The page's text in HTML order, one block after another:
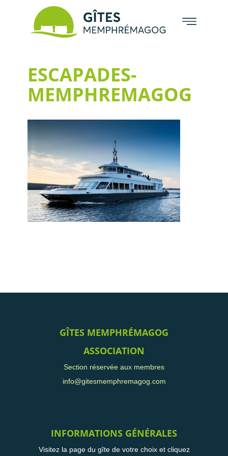
ESCAPADES-
MEMPHREMAGOG
GÎTES MEMPHRÉMAGOG
ASSOCIATION
Section réservée aux membres
info@gitesmemphremagog.com
INFORMATIONS GÉNÉRALES
Visitez la page du gîte de votre choix et cliquez